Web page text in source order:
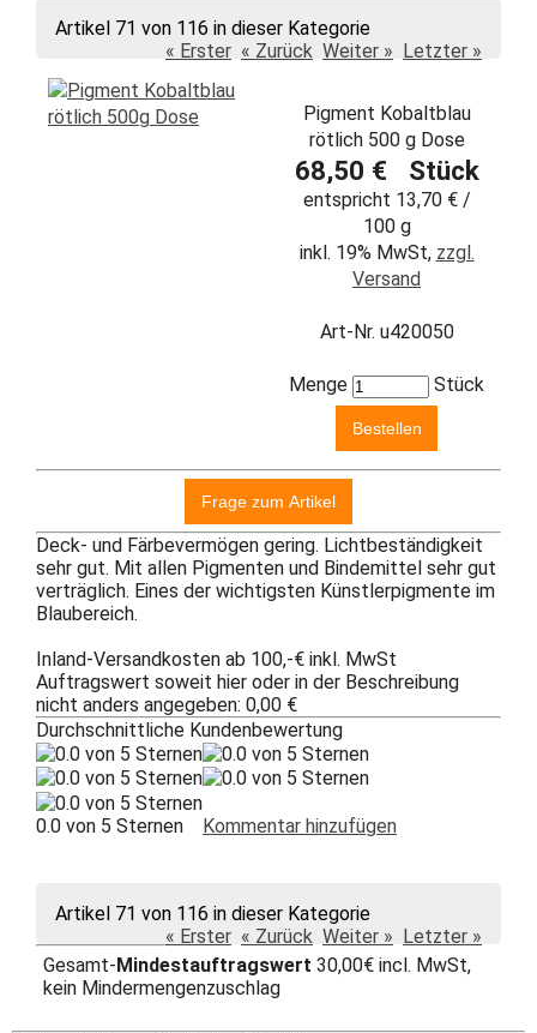
Artikel 71 von 116 in dieser Kategorie
« Erster « Zurück Weiter » Letzter »
Pigment Kobaltblau
rötlich 500 g Dose
68,50 € Stück
entspricht 13,70 € /
100 g
inkl. 19% MwSt, zzgl.
Versand
Art-Nr. u420050
Menge Stück
Deck- und Färbevermögen gering. Lichtbeständigkeit
sehr gut. Mit allen Pigmenten und Bindemittel sehr gut
verträglich. Eines der wichtigsten Künstlerpigmente im
Blaubereich.
Inland-Versandkosten ab 100,-€ inkl. MwSt
Auftragswert soweit hier oder in der Beschreibung
nicht anders angegeben: 0,00 €
Durchschnittliche Kundenbewertung
0.0 von 5 Sternen Kommentar hinzufügen
Artikel 71 von 116 in dieser Kategorie
« Erster « Zurück Weiter » Letzter »
Gesamt-Mindestauftragswert 30,00€ incl. MwSt,
kein Mindermengenzuschlag